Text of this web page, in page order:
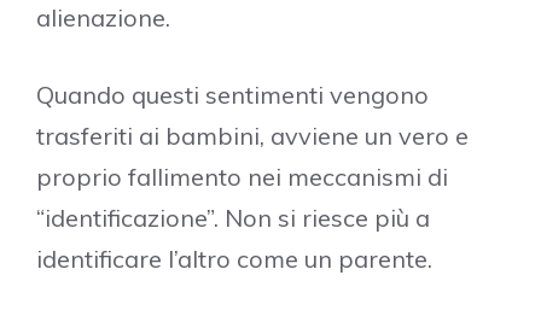
alienazione.
Quando questi sentimenti vengono
trasferiti ai bambini, avviene un vero e
proprio fallimento nei meccanismi di
“identificazione”. Non si riesce più a
identificare l’altro come un parente.